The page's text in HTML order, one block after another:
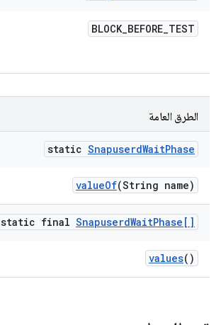
BLOCK_BEFORE_TEST
الطرق العامة
static SnapuserdWaitPhase
valueOf(String name)
static final SnapuserdWaitPhase[]
values()